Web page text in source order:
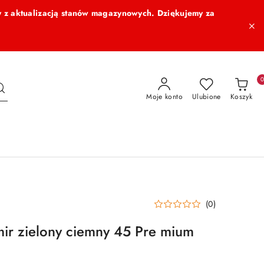
aktualizacją stanów magazynowych. Dziękujemy za
Moje konto Ulubione Koszyk
0
(0)
zielony ciemny 45 Pre mium